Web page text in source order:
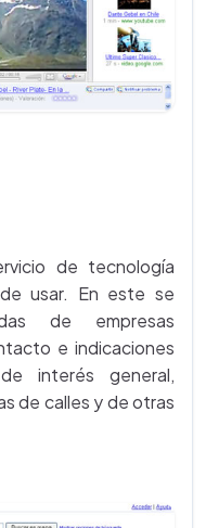
de tecnología
usar. En este se
de empresas
e indicaciones
interés general,
de calles y de otras